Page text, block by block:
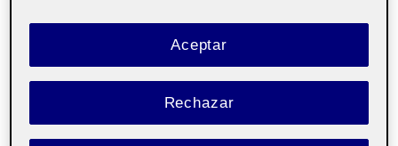
Rechazar
Aceptar